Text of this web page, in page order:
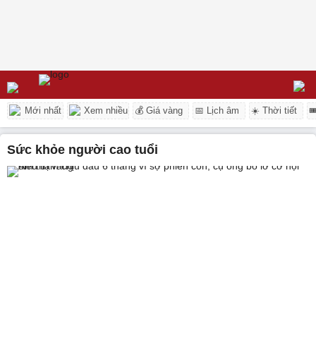
Mới nhất Xem nhiều 💰 Giá vàng 📅 Lịch âm ☀️ Thời tiết
sức khỏe người cao tuổi